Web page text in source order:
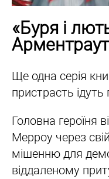
«Буря і
Арментраут
Ще одна серія
пристрасть ідуть
Головна героїня
Мерроу через
мішенню для
віддаленому